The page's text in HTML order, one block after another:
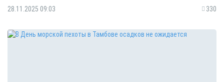
28.11.2025 09:03 330